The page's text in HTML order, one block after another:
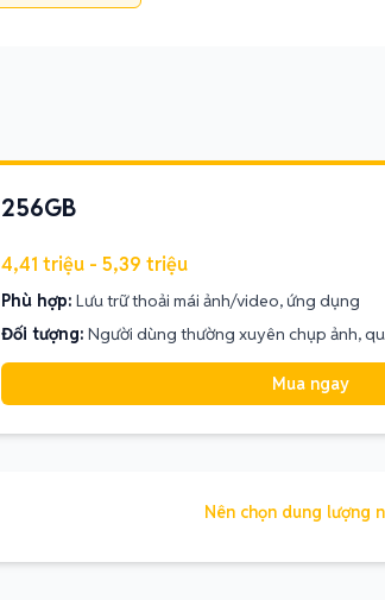
256GB
4,41 triệu - 5,39 triệu
Phù hợp: Lưu trữ thoải mái ảnh/video, ứng dụng
Đối tượng: Người dùng thường xuyên chụp ảnh,
Mua ngay
Nên chọn dung lượng